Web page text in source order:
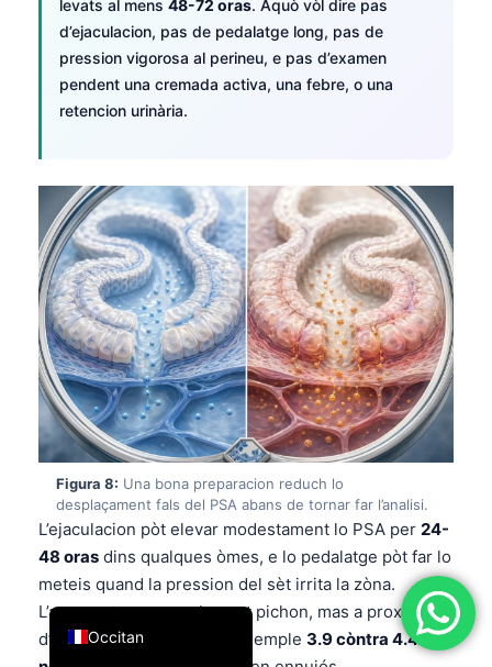
levats al mens 48-72 oras. Aquò vòl dire pas
d’ejaculacion, pas de pedalatge long, pas de
pression vigorosa al perineu, e pas d’examen
pendent una cremada activa, una febre, o una
retencion urinària.
Figura 8: Una bona preparacion reduch lo
desplaçament fals del PSA abans de tornar far l’analisi.
L’ejaculacion pòt elevar modestament lo PSA per 24-
48 oras dins qualques òmes, e lo pedalatge pòt far lo
meteis quand la pression del sèt irrita la zòna.
L’augment es generalament pichon, mas a proximitat
d’un punt de corta — per exemple 3.9 còntra 4.4
Occitan
Deutsch
العربية
Français
עִבְרִית
Italiano
Español
Português
Ελληνικά
Türkçe
Română
简体中文
Dansk
Nederlands